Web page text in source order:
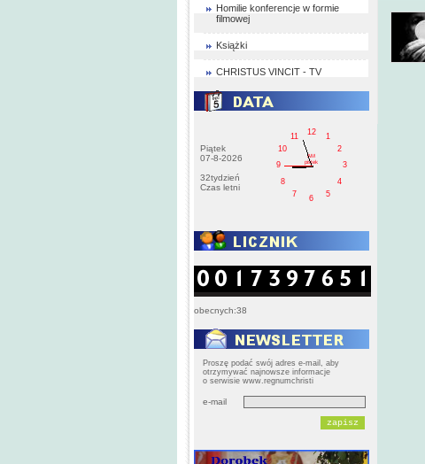
Homilie konferencje w formie
filmowej
Książki
CHRISTUS VINCIT - TV
Piątek
07-8-2026
32tydzień
Czas letni
1
2
3
4
5
6
7
8
9
10
11
12
AM
pištek
obecnych:38
Proszę podać swój adres e-mail, aby
otrzymywać najnowsze informacje
o serwisie www.regnumchristi
e-mail